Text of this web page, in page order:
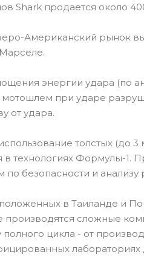
Shark продается около
Американский рынок
энергии удара (по
при ударе
от удара.
толстых (до
технологиях Формулы-1.
безопасности и анализу
в Таиланде и
сложные
цикла - от
лабораториях